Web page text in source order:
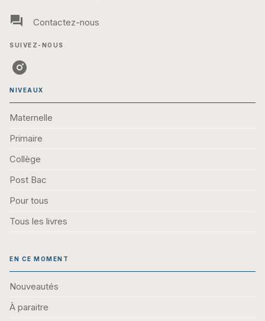
question_answer Contactez-nous
SUIVEZ-NOUS
NIVEAUX
Maternelle
Primaire
Collège
Post Bac
Pour tous
Tous les livres
EN CE MOMENT
Nouveautés
À paraitre